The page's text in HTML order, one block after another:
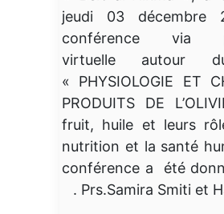
jeudi 03 décembre
conférence via
virtuelle autour
« PHYSIOLOGIE ET
PRODUITS DE
fruit, huile et leurs
nutrition et la santé
conférence a été
Prs.Samira Smiti et